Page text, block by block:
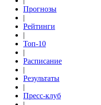
Прогнозы
|
Рейтинги
|
Топ-10
|
Расписание
|
Результаты
|
Пресс-клуб